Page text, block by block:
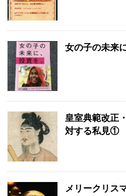
女の子の未来
皇室典範改正
対する私見①
メリークリス